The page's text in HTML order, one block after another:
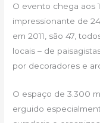
O evento chega aos
impressionante de
em 2011, são 47,
locais – de
por decoradores e
O espaço de 3.300
erguido